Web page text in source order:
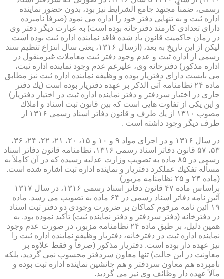
رسمی، ضمناً مجتهد جامع الشرایط نیز بود، بدون حضور نماینده
اداره ثبت و به تنهایی دفتر خود را اداره می نمود (صرفاً نامبرده
دارای تعدادی كارمند دفترخانه بوده است) به عبارت دیگر دفتر وی
در زمان حاكمیت قانون یاد شده فاقد نماینده اداره ثبت بوده است
لیكن از این تاریخ به بعد، (ازسال ۱۳۱۶، یعنی سال انتزاع تنظیم سند
رسمی از اداره ثبت و عدم وجود دفتر ثبت معاملات غیرمنقول در
اداره مذكور) دفترخانه وی، علیرغم عدم وجود نماینده اداره ثبت،
می بایست دارای دفتریار بوده و وظیفه نماینده اداره ثبت نیز مطابق
ماده ۲۴ نظامنامه آتی الذكر بر عهده دفتریار بوده است (یك دفتر
جاری در اختیار سردفتر و دفتر نماینده اداره ثبت در اختیار دفتریار)
و این یكی از تفاوت هایی است كه بین قانون ثبت اسناد و املاك
مصوب ۱۳۱۰ از یك طرف و قانون دفاتر اسناد رسمی ۱۳۱۶ از
طرف دیگر وجود داشته است .
در سال ۱۳۱۶ و در اجرای مواد ۹ و ۱۰ و ۱۵، ۲۰، ۲۱، ۲۲، ۲۴، ۳۶،
۵۳، ۵۷ قانون دفاتر اسناد رسمی ۱۳۱۶، نظامنامه قانون دفاتر اسناد
رسمی در ۸۵ ماده به تصویب وزارت عدلیه رسیده كه در آن كاملاً به
مسأله تفكیك عملكرد دفتریار و نماینده اداره ثبت اشاره شده است.
(ماده ۲۴ و ۲۵ نظامنامه مزبور)
براساس ماده ۴۷ قانون دفاتر اسناد رسمی ۱۳۱۶، در سال ۱۳۱۷
آئین نامه دفاتر اسناد رسمی در ۶۴ ماده به تصویب می رسد. ماده
۱۹ آئین نامه مرقوم كماكان بر ضرورت وجودی دو دفتر ثبت اسناد
در دفترخانه (دفتر سردفتر و دفتر نماینده ثبت) تأكید نموده بود. به
همین دلیل، بر طبق ماده ۲۴ نظامنامه مزبور، در صورت عدم وجود
نماینده اداره ثبت در دفترخانه، دفتریار وظیفه نماینده اداره ثبت را
نیز عهده دار بوده است. دفتریار مذكور (صرفاً و فقط علاوه بر
معاونت در این حالت) تنها معاون سردفتر محسوب نمی گردید، بلكه
نامبرده هم معاون سردفتر و هم جانشین نماینده اداره ثبت بوده و
مآلاً عهده دار وظائف وی نیز می گردید.